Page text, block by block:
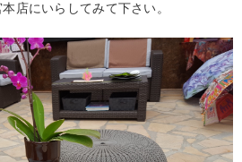
店にいらしてみて下さい。